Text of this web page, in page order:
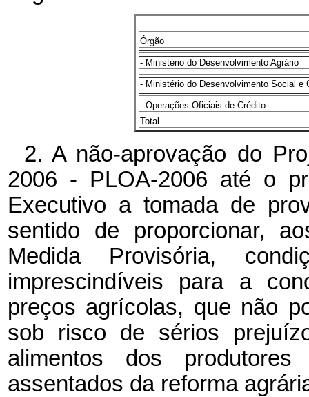
Órgão
- Ministério do Desenvolvimento Agrário
- Ministério do Desenvolvimento Social e
- Operações Oficiais de Crédito
Total
2. A não-aprovação do
2006 - PLOA-2006 até o
Executivo a tomada de
sentido de proporcionar,
Medida Provisória,
imprescindíveis para a
preços agrícolas, que não
sob risco de sérios
alimentos dos
assentados da reforma